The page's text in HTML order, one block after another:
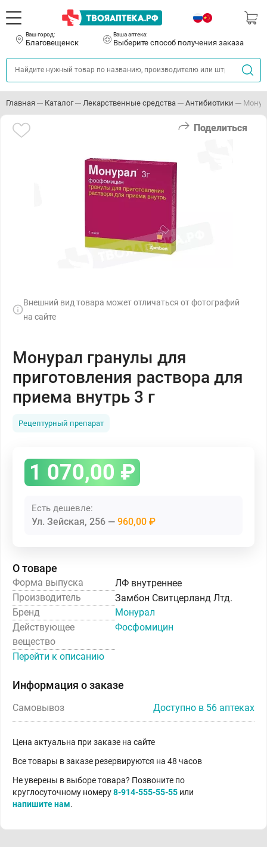
Ваш город:
Благовещенск
Ваша аптека:
Выберите способ получения заказа
Главная Каталог Лекарственные средства Антибиотики
Поделиться
Внешний вид товара может отличаться от фотографий
на сайте
Монурал гранулы для
приготовления раствора для
приема внутрь 3 г
Рецептурный препарат
1 070,00 ₽
Есть дешевле:
Ул. Зейская, 256 960,00 ₽
О товаре
Форма выпуска
ЛФ внутреннее
Производитель
Замбон Свитцерланд Лтд.
Бренд
Монурал
Действующее
вещество
Фосфомицин
Перейти к описанию
Информация о заказе
Самовывоз Доступно в 56 аптеках
Цена актуальна при заказе на сайте
Все товары в заказе резервируются на 48 часов
Не уверены в выборе товара? Позвоните по
круглосуточному номеру8-914-555-55-55 или
напишите нам.